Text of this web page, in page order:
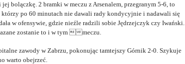
bolączkę. 2 bramki w meczu z Arsenalem, przegranym 5-6, to
którzy po 60 minutach nie dawali rady kondycyjnie i nadawali się
w ofensywie, gdzie nieźle radzili sobie Jędrzejczyk czy Iwański.
zostanie to i w tym meczu.
zawody w Zabrzu, pokonując tamtejszy Górnik 2-0. Szykuje
warto obejrzeć.